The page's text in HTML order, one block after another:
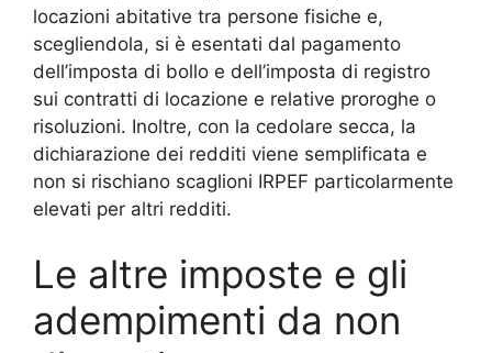
locazioni abitative tra persone fisiche e,
scegliendola, si è esentati dal pagamento
dell’imposta di bollo e dell’imposta di registro
sui contratti di locazione e relative proroghe o
risoluzioni. Inoltre, con la cedolare secca, la
dichiarazione dei redditi viene semplificata e
non si rischiano scaglioni IRPEF particolarmente
elevati per altri redditi.
Le altre imposte e gli
adempimenti da non